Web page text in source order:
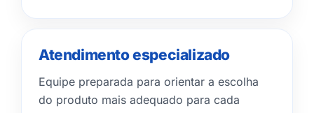
Atendimento especializado
Equipe preparada para orientar a escolha
do produto mais adequado para cada